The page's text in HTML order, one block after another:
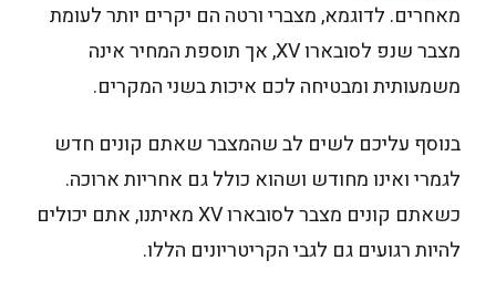
מאחרים. לדוגמא, מצברי ורטה הם יקרים יותר לעומת
מצבר שנפ לסובארו XV, אך תוספת המחיר אינה
משמעותית ומבטיחה לכם איכות בשני המקרים.
בנוסף עליכם לשים לב שהמצבר שאתם קונים חדש
לגמרי ואינו מחודש ושהוא כולל גם אחריות ארוכה.
כשאתם קונים מצבר לסובארו XV מאיתנו, אתם יכולים
להיות רגועים גם לגבי הקריטריונים הללו.